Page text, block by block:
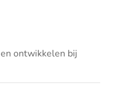
ontwikkelen bij